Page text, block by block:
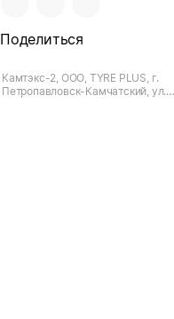
Поделиться
Камтэкс-2, ООО, TYRE PLUS, г.
Петропавловск-Камчатский, ул.